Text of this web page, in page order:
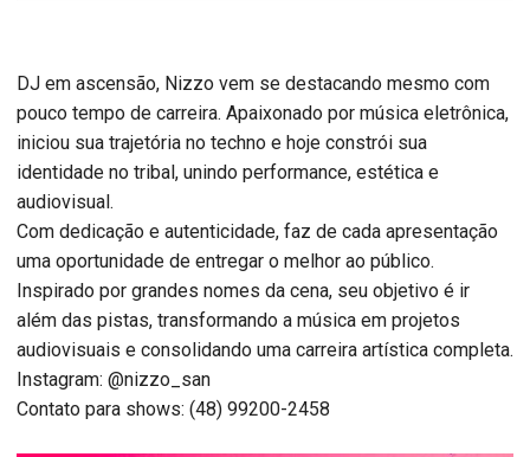
DJ em ascensão, Nizzo vem se destacando mesmo com
pouco tempo de carreira. Apaixonado por música eletrônica,
iniciou sua trajetória no techno e hoje constrói sua
identidade no tribal, unindo performance, estética e
audiovisual.
Com dedicação e autenticidade, faz de cada apresentação
uma oportunidade de entregar o melhor ao público.
Inspirado por grandes nomes da cena, seu objetivo é ir
além das pistas, transformando a música em projetos
audiovisuais e consolidando uma carreira artística completa.
Instagram: @nizzo_san
Contato para shows: (48) 99200-2458